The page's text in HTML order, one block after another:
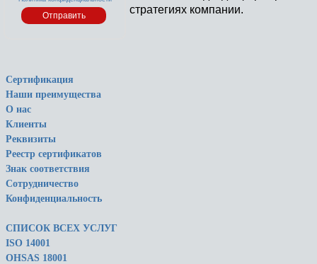
Сертификация
Наши преимущества
О нас
Клиенты
Реквизиты
Реестр сертификатов
Знак соответствия
Сотрудничество
Конфиденциальность
СПИСОК ВСЕХ УСЛУГ
ISO 14001
OHSAS 18001
стратегиях компании.